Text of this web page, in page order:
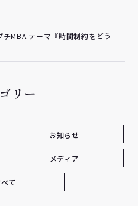
MBA テーマ『時間制約をどう
リー
お知らせ
メディア
て